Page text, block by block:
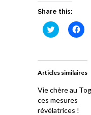
Share this:
Cliquez
pour
dans
nouvelle
dans
Articles similaires
Vie chère au
ces mesures
révélatrices !